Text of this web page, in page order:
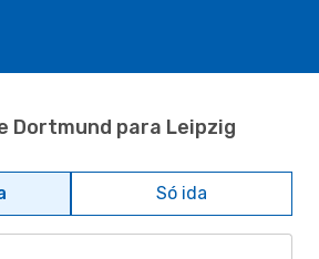
Dortmund para Leipzig
Só ida